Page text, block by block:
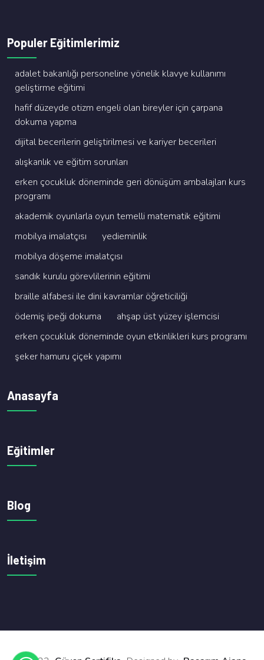
Populer Eğitimlerimiz
adalet bakanliği personeli̇ne yöneli̇k klavye kullanimi
geli̇şti̇rme eği̇ti̇mi̇
hafi̇f düzeyde oti̇zm engeli̇ olan bi̇reyler i̇çi̇n çarpana
dokuma yapma
di̇ji̇tal beceri̇leri̇n geli̇şti̇ri̇lmesi̇ ve kari̇yer beceri̇leri̇
alişkanlik ve eği̇ti̇m sorunlari
erken çocukluk dönemi̇nde geri̇ dönüşüm ambalajlari kurs
programi
akademi̇k oyunlarla oyun temelli̇ matemati̇k eği̇ti̇mi̇
mobi̇lya i̇malatçisi
yedi̇emi̇nli̇k
mobi̇lya döşeme i̇malatçisi
sandik kurulu görevli̇leri̇ni̇n eği̇ti̇mi̇
brai̇lle alfabesi̇ i̇le di̇ni̇ kavramlar öğreti̇ci̇li̇ği̇
ödemi̇ş i̇peği̇ dokuma
ahşap üst yüzey i̇şlemci̇si̇
erken çocukluk dönemi̇nde oyun etki̇nli̇kleri̇ kurs programi
şeker hamuru çi̇çek yapimi
Anasayfa
Eğitimler
Blog
İletişim